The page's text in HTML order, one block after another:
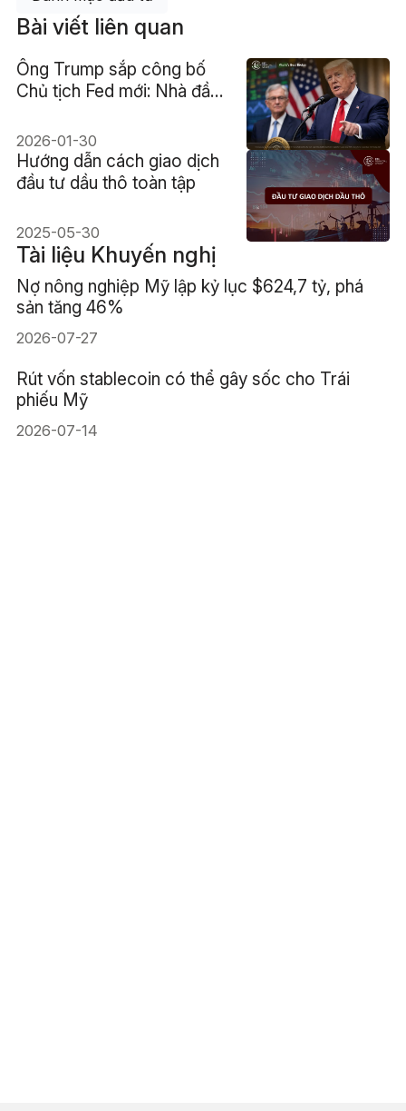
Bài viết liên quan
Ông Trump sắp công bố
Chủ tịch Fed mới: Nhà đầu
2026-01-30
Hướng dẫn cách giao dịch
đầu tư dầu thô toàn tập
2025-05-30
Tài liệu Khuyến nghị
Nợ nông nghiệp Mỹ lập kỷ lục $624,7 tỷ, phá
sản tăng 46%
2026-07-27
Rút vốn stablecoin có thể gây sốc cho Trái
phiếu Mỹ
2026-07-14